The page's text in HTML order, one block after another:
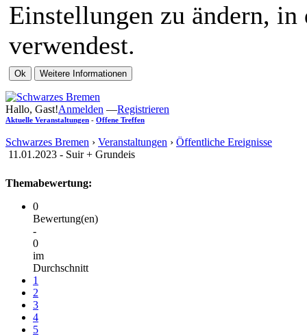
Einstellungen zu ändern,
verwendest.
Hallo, Gast!Anmelden —Registrieren
Aktuelle Veranstaltungen - Offene Treffen
Schwarzes Bremen › Veranstaltungen › Öffentliche Ereignisse
11.01.2023 - Suir + Grundeis
Themabewertung:
0
Bewertung(en)
-
0
im
Durchschnitt
1
2
3
4
5